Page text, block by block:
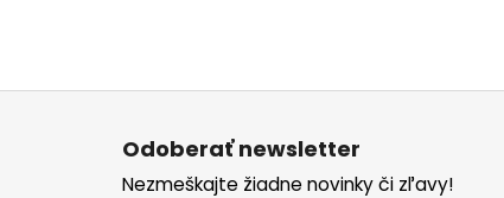
a
Z
Odoberať newsletter
Nezmeškajte žiadne novinky či zľavy!